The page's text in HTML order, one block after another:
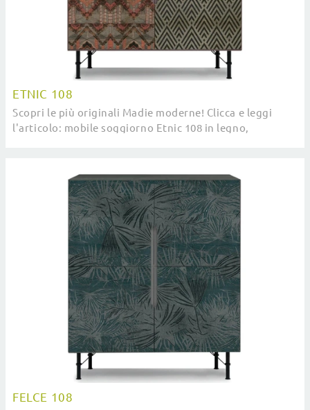
ETNIC 108
Scopri le più originali Madie moderne! Clicca e leggi
l'articolo: mobile soggiorno Etnic 108 in legno,
FELCE 108